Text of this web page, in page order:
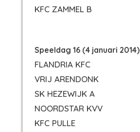
KFC ZAMMEL B
Speeldag 16 (4 januari 2014)
FLANDRIA KFC
VRIJ ARENDONK
SK HEZEWIJK A
NOORDSTAR KVV
KFC PULLE